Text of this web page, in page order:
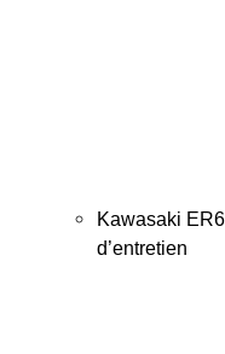
Kawasaki
d’entretien